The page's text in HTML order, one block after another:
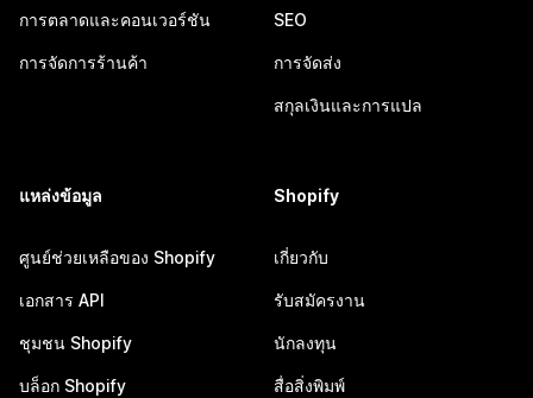
การตลาดและคอนเวอร์ชัน
การจัดการร้านค้า
SEO
การจัดส่ง
สกุลเงินและการแปล
แหล่งข้อมูล
ศูนย์ช่วยเหลือของ Shopify
เอกสาร API
ชุมชน Shopify
บล็อก Shopify
Shopify
เกี่ยวกับ
รับสมัครงาน
นักลงทุน
สื่อสิ่งพิมพ์